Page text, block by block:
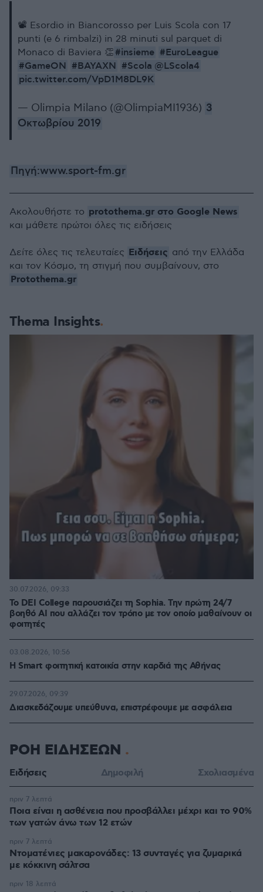
📽 Esordio in Biancorosso per Luis Scola con 17
punti (e 6 rimbalzi) in 28 minuti sul parquet di
Monaco di Baviera 👏 #insieme #EuroLeague
#GameON #BAYAXN #Scola @LScola4
pic.twitter.com/VpD1M8DL9K
— Olimpia Milano (@OlimpiaMI1936) 3
Οκτωβρίου 2019
Πηγή:www.sport-fm.gr
Thema Insights
Το DEI College παρουσιάζει τη Sophia. Την πρώτη 24/7
βοηθό AI που αλλάζει τον τρόπο με τον οποίο μαθαίνουν οι
φοιτητές
30.07.2026, 09:33
Η Smart φοιτητική κατοικία στην καρδιά της Αθήνας
03.08.2026, 10:56
Διασκεδάζουμε υπεύθυνα, επιστρέφουμε με ασφάλεια
29.07.2026, 09:39
Ακολουθήστε το protothema.gr στο Google News
και μάθετε πρώτοι όλες τις ειδήσεις
Δείτε όλες τις τελευταίες Ειδήσεις από την Ελλάδα
και τον Κόσμο, τη στιγμή που συμβαίνουν, στο
Protothema.gr
ΡΟΗ ΕΙΔΗΣΕΩΝ
Ειδήσεις Δημοφιλή Σχολιασμένα
Ποια είναι η ασθένεια που προσβάλλει μέχρι και το 90%
των γατών άνω των 12 ετών
πριν 7 λεπτά
Ντοματένιες μακαρονάδες: 13 συνταγές για ζυμαρικά
με κόκκινη σάλτσα
πριν 7 λεπτά
πριν 18 λεπτά